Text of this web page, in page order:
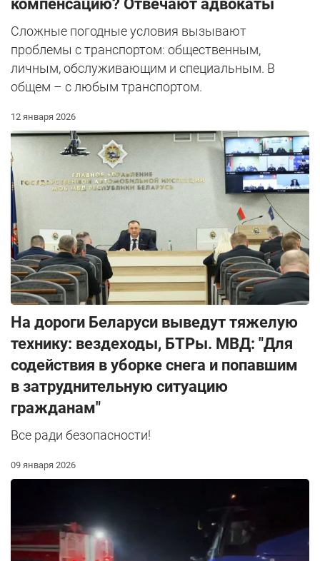
компенсацию? Отвечают адвокаты
Сложные погодные условия вызывают
проблемы с транспортом: общественным,
личным, обслуживающим и специальным. В
общем – с любым транспортом.
12 января 2026
На дороги Беларуси выведут тяжелую
технику: вездеходы, БТРы. МВД: "Для
содействия в уборке снега и попавшим
в затруднительную ситуацию
гражданам"
Все ради безопасности!
09 января 2026